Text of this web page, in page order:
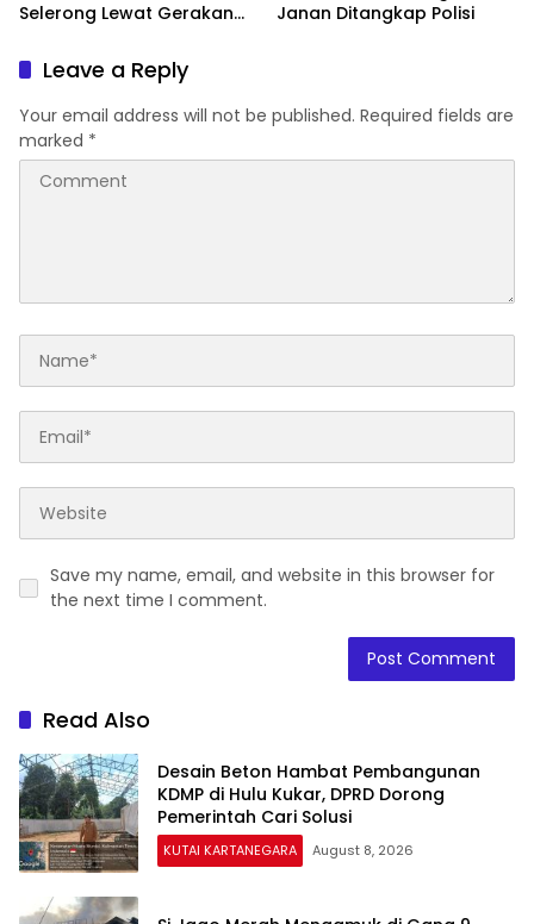
Selerong Lewat Gerakan
Janan Ditangkap Polisi
Leave a Reply
Your email address will not be published. Required fields are
marked *
Save my name, email, and website in this browser for
the next time I comment.
Read Also
Desain Beton Hambat Pembangunan
KDMP di Hulu Kukar, DPRD Dorong
Pemerintah Cari Solusi
KUTAI KARTANEGARA August 8, 2026